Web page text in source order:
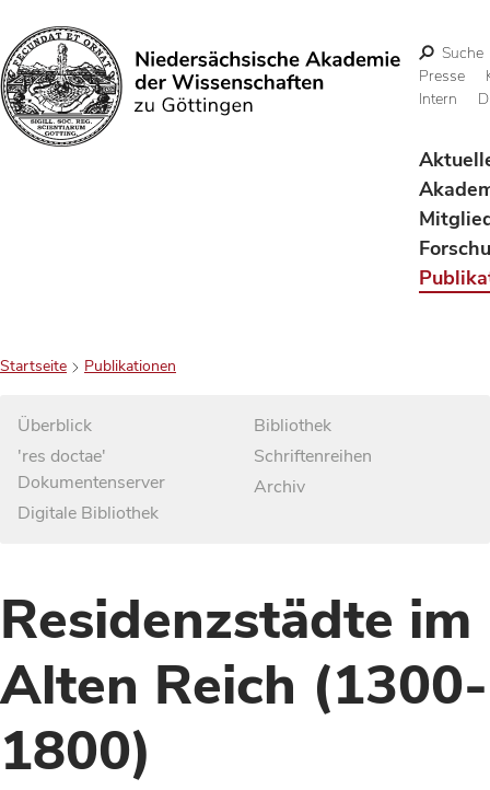
Suchen
Suche
Presse
Intern
Startseite Publikationen
Überblick
'res doctae'
Dokumentenserver
Digitale Bibliothek
Bibliothek
Schriftenreihen
Archiv
Residenzstädte im
Alten Reich (1300-
1800)